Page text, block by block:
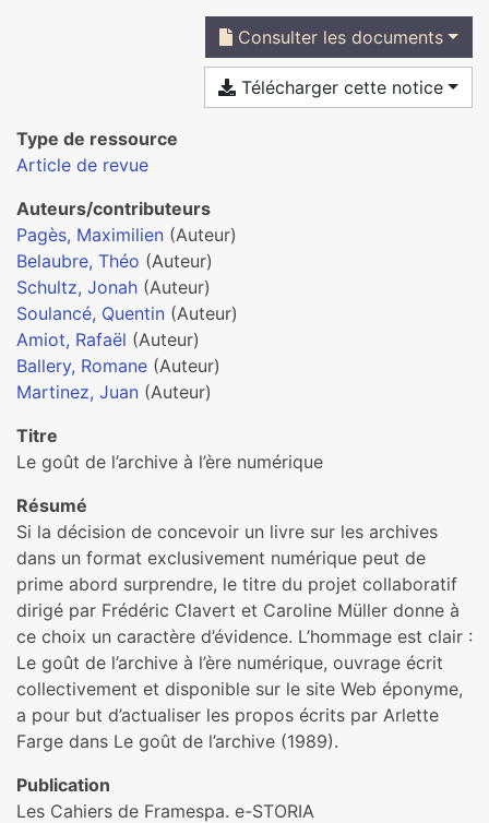
Consulter les documents
Télécharger cette notice
Type de ressource
Article de revue
Auteurs/contributeurs
Pagès, Maximilien (Auteur)
Belaubre, Théo (Auteur)
Schultz, Jonah (Auteur)
Soulancé, Quentin (Auteur)
Amiot, Rafaël (Auteur)
Ballery, Romane (Auteur)
Martinez, Juan (Auteur)
Titre
Le goût de l’archive à l’ère numérique
Résumé
Si la décision de concevoir un livre sur les archives
dans un format exclusivement numérique peut de
prime abord surprendre, le titre du projet collaboratif
dirigé par Frédéric Clavert et Caroline Müller donne à
ce choix un caractère d’évidence. L’hommage est clair :
Le goût de l’archive à l’ère numérique, ouvrage écrit
collectivement et disponible sur le site Web éponyme,
a pour but d’actualiser les propos écrits par Arlette
Farge dans Le goût de l’archive (1989).
Publication
Les Cahiers de Framespa. e-STORIA